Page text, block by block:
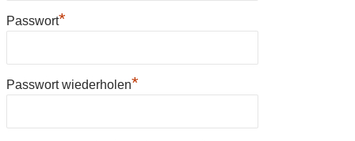
Passwort*
Passwort wiederholen*